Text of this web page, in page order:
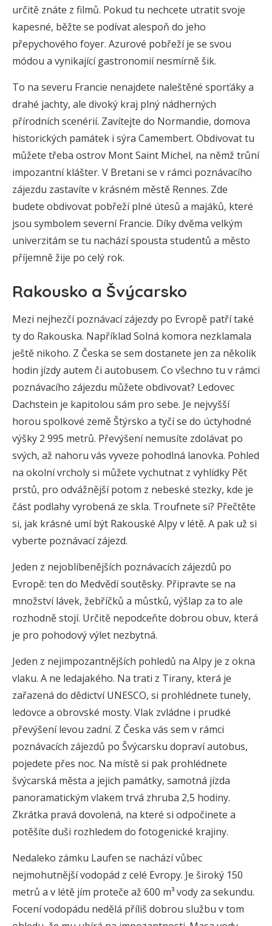
určitě znáte z filmů. Pokud tu nechcete utratit svoje
kapesné, běžte se podívat alespoň do jeho
přepychového foyer. Azurové pobřeží je se svou
módou a vynikající gastronomií nesmírně šik.
To na severu Francie nenajdete naleštěné sporťáky a
drahé jachty, ale divoký kraj plný nádherných
přírodních scenérií. Zavítejte do Normandie, domova
historických památek i sýra Camembert. Obdivovat tu
můžete třeba ostrov Mont Saint Michel, na němž trůní
impozantní klášter. V Bretani se v rámci poznávacího
zájezdu zastavíte v krásném městě Rennes. Zde
budete obdivovat pobřeží plné útesů a majáků, které
jsou symbolem severní Francie. Díky dvěma velkým
univerzitám se tu nachází spousta studentů a město
příjemně žije po celý rok.
Rakousko a Švýcarsko
Mezi nejhezčí poznávací zájezdy po Evropě patří také
ty do Rakouska. Například Solná komora nezklamala
ještě nikoho. Z Česka se sem dostanete jen za několik
hodin jízdy autem či autobusem. Co všechno tu v rámci
poznávacího zájezdu můžete obdivovat? Ledovec
Dachstein je kapitolou sám pro sebe. Je nejvyšší
horou spolkové země Štýrsko a tyčí se do úctyhodné
výšky 2 995 metrů. Převýšení nemusíte zdolávat po
svých, až nahoru vás vyveze pohodlná lanovka. Pohled
na okolní vrcholy si můžete vychutnat z vyhlídky Pět
prstů, pro odvážnější potom z nebeské stezky, kde je
část podlahy vyrobená ze skla. Troufnete si? Přečtěte
si, jak krásné umí být Rakouské Alpy v létě. A pak už si
vyberte poznávací zájezd.
Jeden z nejoblíbenějších poznávacích zájezdů po
Evropě: ten do Medvědí soutěsky. Připravte se na
množství lávek, žebříčků a můstků, výšlap za to ale
rozhodně stojí. Určitě nepodceňte dobrou obuv, která
je pro pohodový výlet nezbytná.
Jeden z nejimpozantnějších pohledů na Alpy je z okna
vlaku. A ne ledajakého. Na trati z Tirany, která je
zařazená do dědictví UNESCO, si prohlédnete tunely,
ledovce a obrovské mosty. Vlak zvládne i prudké
převýšení levou zadní. Z Česka vás sem v rámci
poznávacích zájezdů po Švýcarsku dopraví autobus,
pojedete přes noc. Na místě si pak prohlédnete
švýcarská města a jejich památky, samotná jízda
panoramatickým vlakem trvá zhruba 2,5 hodiny.
Zkrátka pravá dovolená, na které si odpočinete a
potěšíte duši rozhledem do fotogenické krajiny.
Nedaleko zámku Laufen se nachází vůbec
nejmohutnější vodopád z celé Evropy. Je široký 150
metrů a v létě jím proteče až 600 m³ vody za sekundu.
Focení vodopádu nedělá příliš dobrou službu v tom